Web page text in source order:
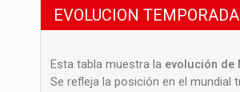
EVOLUCION
Esta tabla muestra la evolución de
Se refleja la posición en el mundial